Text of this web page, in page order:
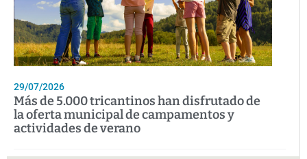
29/07/2026
Más de 5.000 tricantinos han disfrutado de
la oferta municipal de campamentos y
actividades de verano